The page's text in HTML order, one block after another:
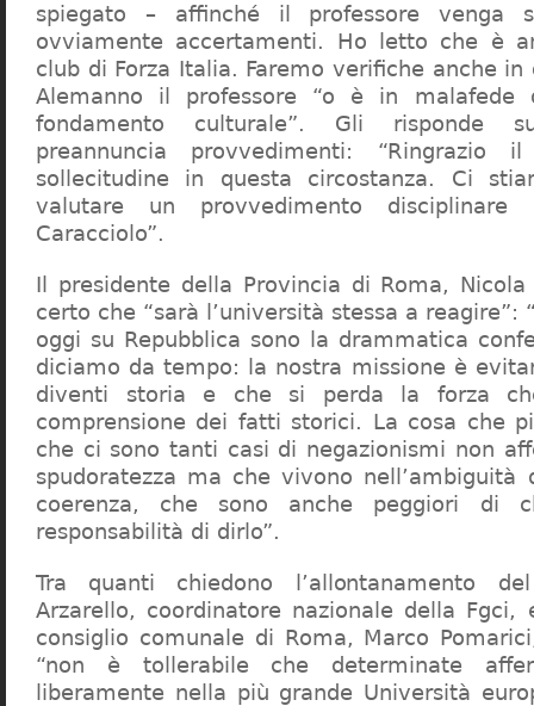
spiegato – affinché il professore venga
ovviamente accertamenti. Ho letto che è
club di Forza Italia. Faremo verifiche anche in
Alemanno il professore “o è in malafede
fondamento culturale”. Gli risponde
preannuncia provvedimenti:
sollecitudine in questa circostanza. Ci
valutare un provvedimento
Caracciolo”.
Il presidente della Provincia di Roma,
certo che “sarà l’università stessa a reagire”:
oggi su Repubblica sono la drammatica
diciamo da tempo: la nostra missione è
diventi storia e che si perda la forza
comprensione dei fatti storici. La cosa che
che ci sono tanti casi di negazionismi non
spudoratezza ma che vivono nell’ambiguità
coerenza, che sono anche peggiori di
responsabilità di dirlo”.
Tra quanti chiedono l’allontanamento
Arzarello, coordinatore nazionale della
consiglio comunale di Roma, Marco
“non è tollerabile che determinate
liberamente nella più grande Università